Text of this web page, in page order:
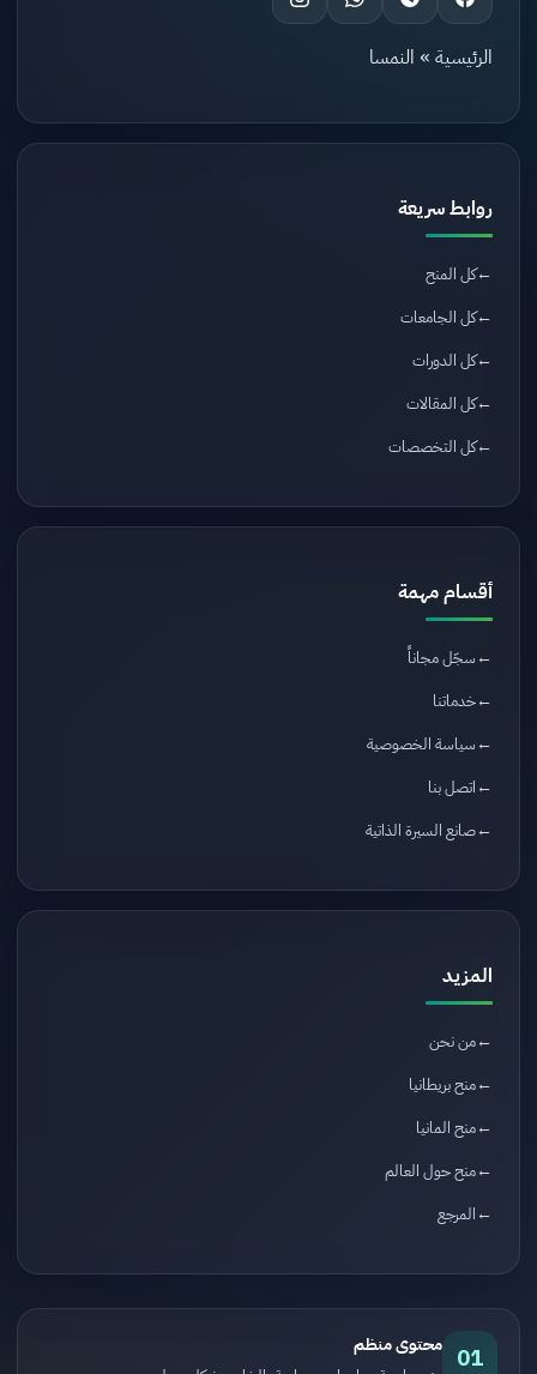
الرئيسية » النمسا
روابط سريعة
كل المنح
كل الجامعات
كل الدورات
كل المقالات
كل التخصصات
أقسام مهمة
سجّل مجاناً
خدماتنا
سياسة الخصوصية
اتصل بنا
صانع السيرة الذاتية
المزيد
من نحن
منح بريطانيا
منح المانيا
منح حول العالم
المرجع
01 محتوى منظم